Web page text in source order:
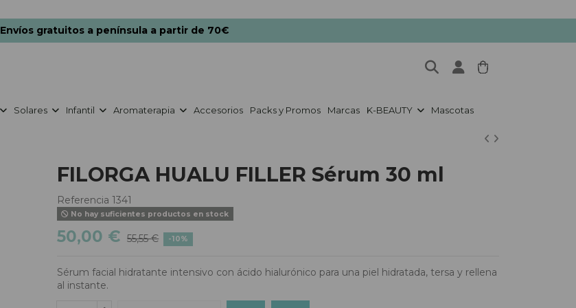
Envíos gratuitos a península a partir de 70€
Solares Infantil Aromaterapia Accesorios Packs y Promos Marcas K-BEAUTY Mascotas
FILORGA HUALU FILLER Sérum 30 ml
Referencia 1341
No hay suficientes productos en stock
50,00 € 55,55 € -10%
Sérum facial hidratante intensivo con ácido hialurónico para una piel hidratada, tersa y rellena
al instante.